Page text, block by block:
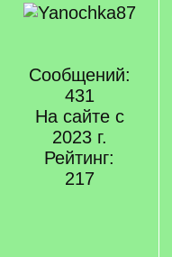
Сообщений:
431
На сайте с
2023 г.
Рейтинг:
217